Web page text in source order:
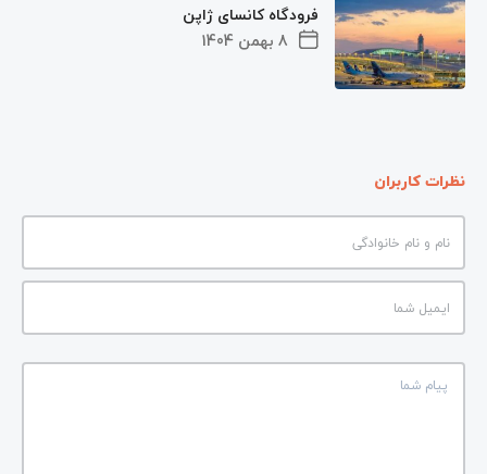
8 بهمن 1404
فرودگاه کانسای ژاپن
نظرات کاربران